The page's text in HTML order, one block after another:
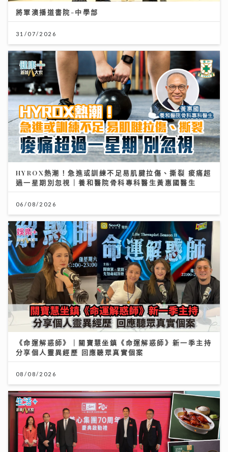
將軍澳播道書院-中學部
31/07/2026
HYROX熱潮！急進或訓練不足易肌腱拉傷、撕裂 痠痛超
過一星期別忽視｜養和醫院骨科專科醫生黃惠國醫生
06/08/2026
《命運解惑師》｜關寶慧坐鎮《命運解惑師》新一季主持
分享個人靈異經歷 回應聽眾真實個案
08/08/2026